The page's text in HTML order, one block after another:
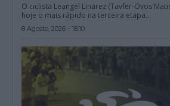
O ciclista Leangel Linarez (Tavfer-Ovos
hoje o mais rápido na terceira etapa...
8 Agosto, 2026 - 18:10